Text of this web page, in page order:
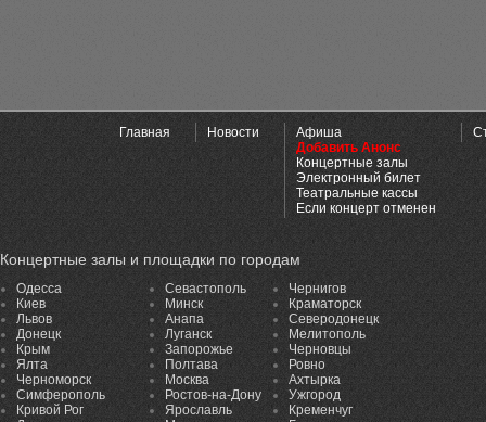
Главная Новости
Афиша
Добавить Анонс
Концертные залы
Электронный билет
Театральные кассы
Если концерт отменен
Концертные залы и площадки по городам
Одесса
Киев
Львов
Донецк
Крым
Ялта
Черноморск
Симферополь
Кривой Рог
Севастополь
Минск
Анапа
Луганск
Запорожье
Полтава
Москва
Ростов-на-Дону
Ярославль
Чернигов
Краматорск
Северодонецк
Мелитополь
Черновцы
Ровно
Ахтырка
Ужгород
Кременчуг